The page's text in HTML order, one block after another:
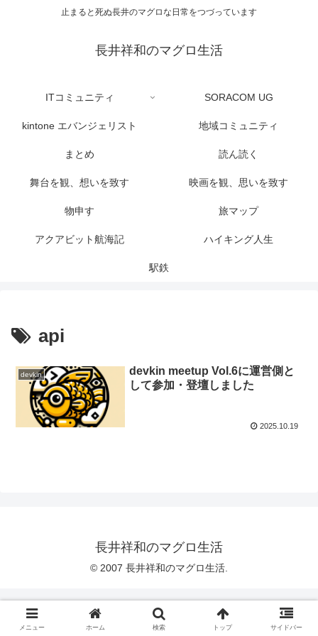
止まると死ぬ長井のマグロな日常をつづっています
長井祥和のマグロ生活
ITコミュニティ SORACOM UG
kintone エバンジェリスト 地域コミュニティ
まとめ 読ん読く
舞台を観、想いを致す 映画を観、思いを致す
物申す 旅マップ
アクアビット航海記 ハイキング人生
駅鉄
api
devkin
devkin meetup Vol.6に運営側と
して参加・登壇しました
2025.10.19
長井祥和のマグロ生活
© 2007 長井祥和のマグロ生活.
メニュー ホーム 検索 トップ サイドバー